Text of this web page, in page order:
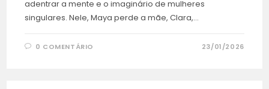
adentrar a mente e o imaginário de mulheres
singulares. Nele, Maya perde a mãe, Clara,…
0 COMENTÁRIO 23/01/2026